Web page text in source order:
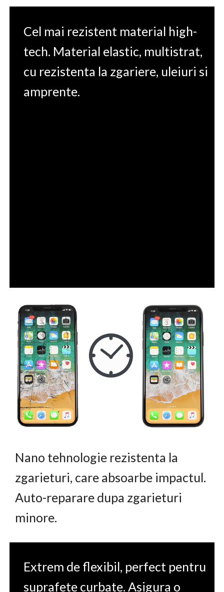
Cel mai rezistent material high-
tech. Material elastic, multistrat,
cu rezistenta la zgariere, uleiuri si
amprente.
Nano tehnologie rezistenta la
zgarieturi, care absoarbe impactul.
Auto-reparare dupa zgarieturi
minore.
Extrem de flexibil, perfect pentru
suprafete curbate. Asigura o